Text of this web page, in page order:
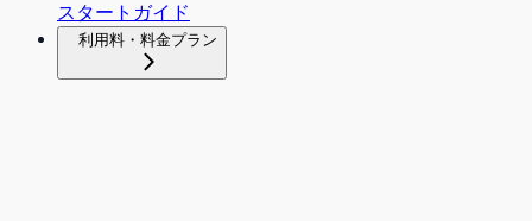
スタートガイド
利用料・料金プラン